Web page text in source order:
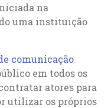
na
uma instituição
comunicação
em todos os
atores para
utilizar os próprios